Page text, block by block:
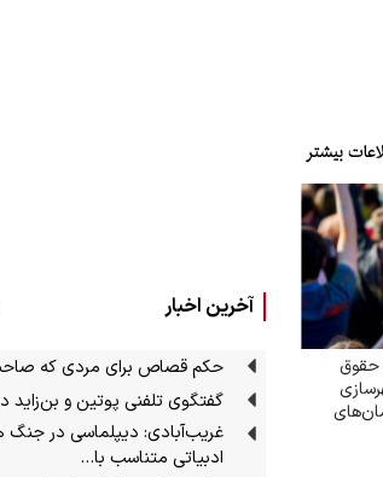
آخرین اخبار
حکم قصاص برای مردی که
گفتگوی تلفنی پوتین و بن‌زاید
غریب‌آبادی: دیپلماسی در جنگ
ادبیاتی متناسب با…